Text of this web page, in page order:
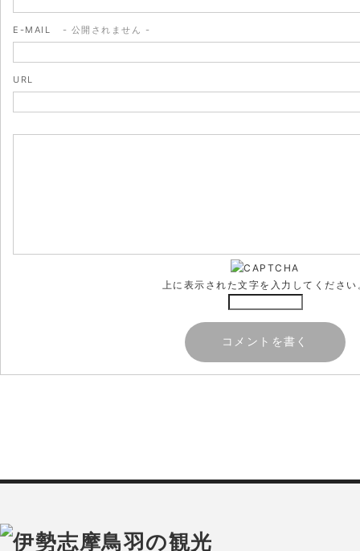
E-MAIL - 公開されません -
URL
上に表示された文字を入力してください